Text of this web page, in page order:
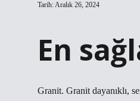
Tarih: Aralık 26, 2024
En
Granit. Granit dayanıklı,